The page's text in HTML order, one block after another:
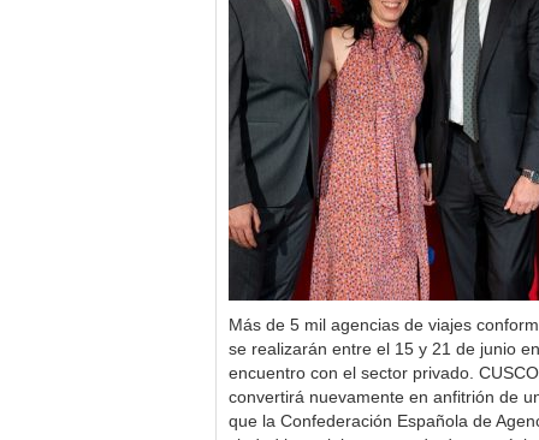
Más de 5 mil agencias de viajes
se realizarán entre el 15 y 21 de junio
encuentro con el sector privado.
convertirá nuevamente en anfitrión de
que la Confederación Española de